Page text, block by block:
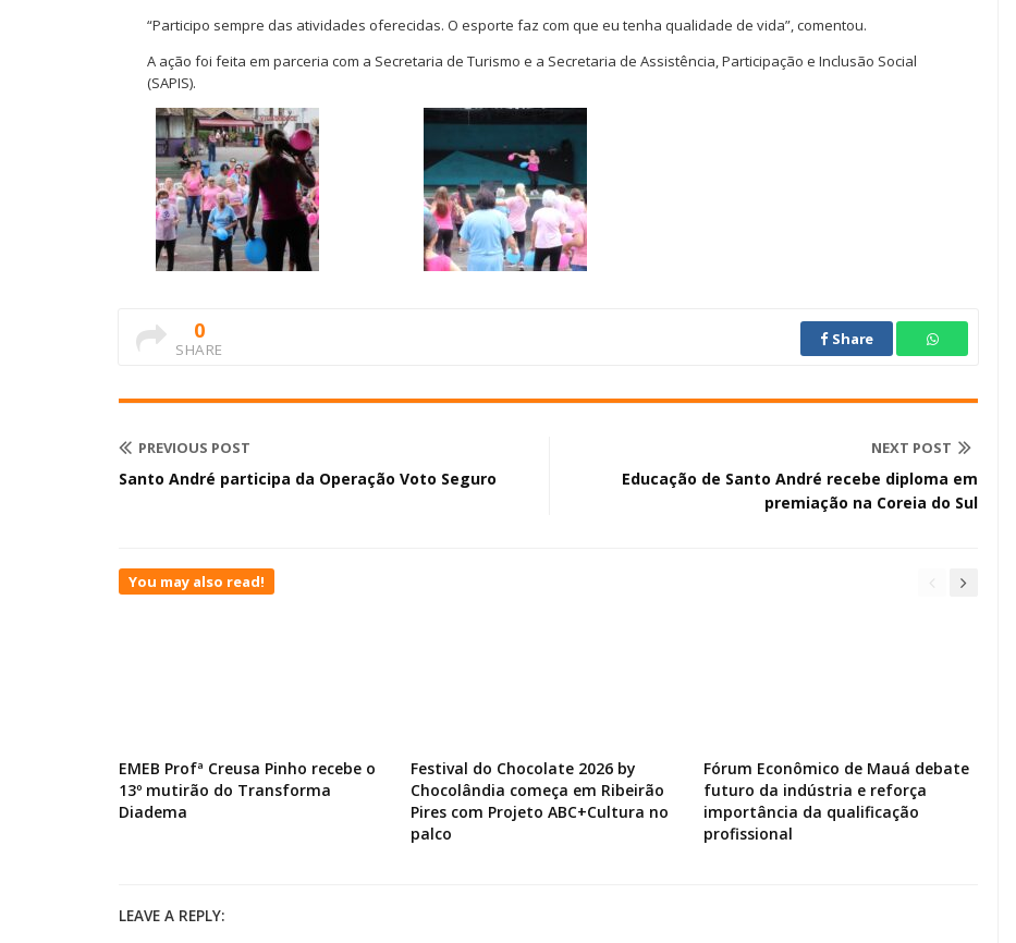
“Participo sempre das atividades oferecidas. O esporte faz com que eu tenha qualidade de vida”, comentou.
A ação foi feita em parceria com a Secretaria de Turismo e a Secretaria de Assistência, Participação e Inclusão Social
(SAPIS).
0
SHARE
Share
PREVIOUS POST
Santo André participa da Operação Voto Seguro
NEXT POST
Educação de Santo André recebe diploma em
premiação na Coreia do Sul
You may also read!
EMEB Profª Creusa Pinho recebe o
13º mutirão do Transforma
Diadema
Festival do Chocolate 2026 by
Chocolândia começa em Ribeirão
Pires com Projeto ABC+Cultura no
palco
Fórum Econômico de Mauá debate
futuro da indústria e reforça
importância da qualificação
profissional
LEAVE A REPLY: